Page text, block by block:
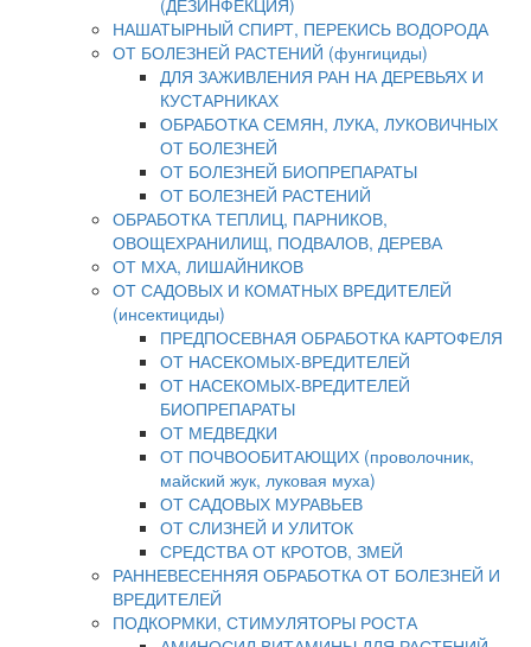
(ДЕЗИНФЕКЦИЯ)
НАШАТЫРНЫЙ СПИРТ, ПЕРЕКИСЬ ВОДОРОДА
ОТ БОЛЕЗНЕЙ РАСТЕНИЙ (фунгициды)
ДЛЯ ЗАЖИВЛЕНИЯ РАН НА ДЕРЕВЬЯХ И
КУСТАРНИКАХ
ОБРАБОТКА СЕМЯН, ЛУКА, ЛУКОВИЧНЫХ
ОТ БОЛЕЗНЕЙ
ОТ БОЛЕЗНЕЙ БИОПРЕПАРАТЫ
ОТ БОЛЕЗНЕЙ РАСТЕНИЙ
ОБРАБОТКА ТЕПЛИЦ, ПАРНИКОВ,
ОВОЩЕХРАНИЛИЩ, ПОДВАЛОВ, ДЕРЕВА
ОТ МХА, ЛИШАЙНИКОВ
ОТ САДОВЫХ И КОМАТНЫХ ВРЕДИТЕЛЕЙ
(инсектициды)
ПРЕДПОСЕВНАЯ ОБРАБОТКА КАРТОФЕЛЯ
ОТ НАСЕКОМЫХ-ВРЕДИТЕЛЕЙ
ОТ НАСЕКОМЫХ-ВРЕДИТЕЛЕЙ
БИОПРЕПАРАТЫ
ОТ МЕДВЕДКИ
ОТ ПОЧВООБИТАЮЩИХ (проволочник,
майский жук, луковая муха)
ОТ САДОВЫХ МУРАВЬЕВ
ОТ СЛИЗНЕЙ И УЛИТОК
СРЕДСТВА ОТ КРОТОВ, ЗМЕЙ
РАННЕВЕСЕННЯЯ ОБРАБОТКА ОТ БОЛЕЗНЕЙ И
ВРЕДИТЕЛЕЙ
ПОДКОРМКИ, СТИМУЛЯТОРЫ РОСТА